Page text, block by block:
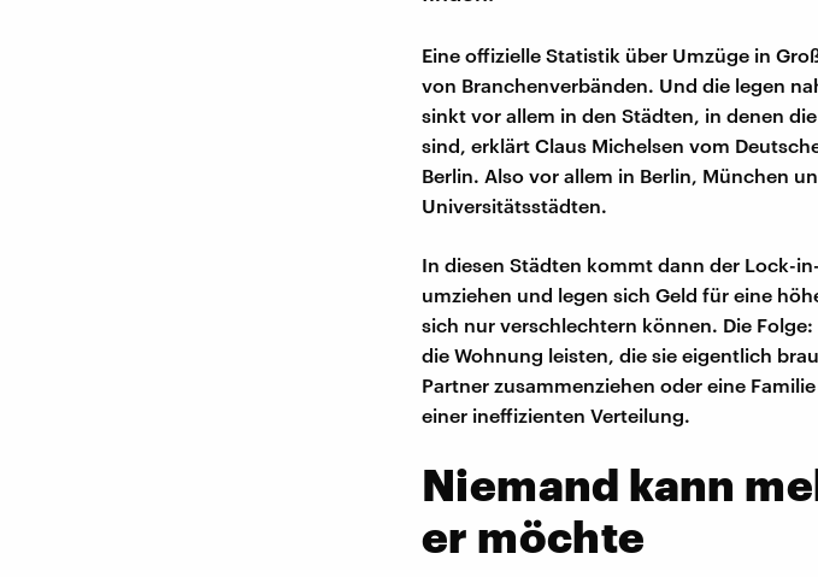
Eine offizielle Statistik über Umzüge in
von Branchenverbänden. Und die legen
sinkt vor allem in den Städten, in denen
sind, erklärt Claus Michelsen vom
Berlin. Also vor allem in Berlin, München
Universitätsstädten.
In diesen Städten kommt dann der Lock-
umziehen und legen sich Geld für eine
sich nur verschlechtern können. Die
die Wohnung leisten, die sie eigentlich
Partner zusammenziehen oder eine
einer ineffizienten Verteilung.
Niemand kann
er möchte